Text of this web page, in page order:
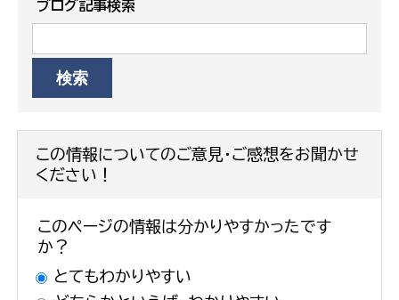
ブログ記事検索
この情報についてのご意見・ご感想をお聞かせ
ください！
このページの情報は分かりやすかったです
か？
とてもわかりやすい